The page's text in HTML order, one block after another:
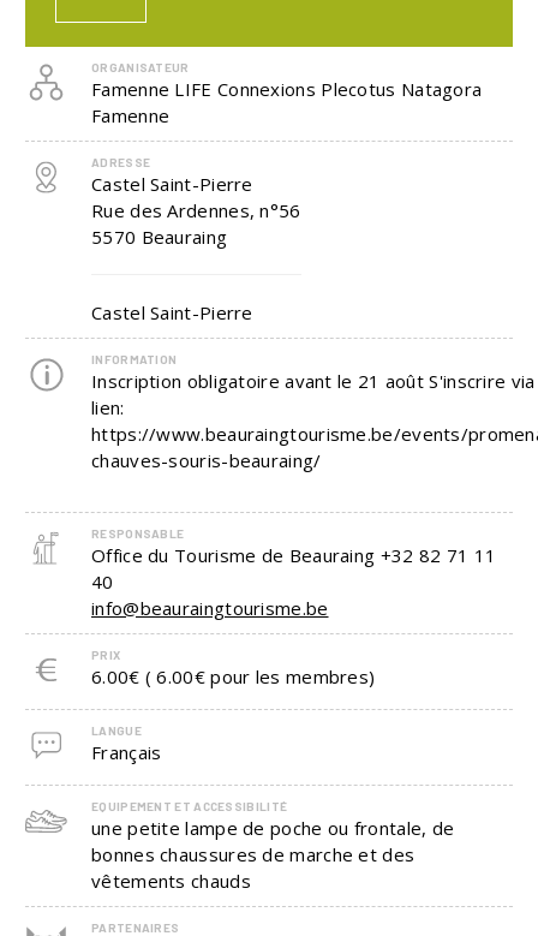
ORGANISATEUR
Famenne LIFE Connexions Plecotus Natagora
Famenne
ADRESSE
Castel Saint-Pierre
Rue des Ardennes, n°56
5570 Beauraing
Castel Saint-Pierre
INFORMATION
Inscription obligatoire avant le 21 août S'inscrire
lien:
https://www.beauraingtourisme.be/events/
chauves-souris-beauraing/
RESPONSABLE
Office du Tourisme de Beauraing +32 82 71 11
40
info@beauraingtourisme.be
PRIX
6.00€ ( 6.00€ pour les membres)
LANGUE
Français
EQUIPEMENT ET ACCESSIBILITÉ
une petite lampe de poche ou frontale, de
bonnes chaussures de marche et des
vêtements chauds
PARTENAIRES